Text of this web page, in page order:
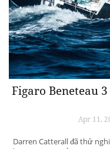
Figaro Beneteau
Apr 11,
Darren Catterall đã thử